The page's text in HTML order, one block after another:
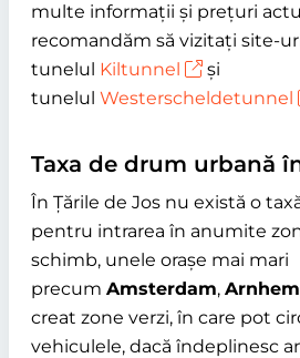
multe informații și prețuri
recomandăm să vizitați site-
tunelul Kiltunnel
și
tunelul Westerscheldetunnel
Taxa de drum urbană
În Țările de Jos nu există o
pentru intrarea în anumite
schimb, unele orașe mai mari
precum Amsterdam, Arnhem
creat zone verzi, în care pot
vehiculele, dacă îndeplinesc